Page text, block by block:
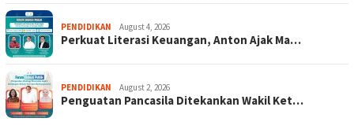
PENDIDIKAN August 4, 2026
Perkuat Literasi Keuangan, Anton Ajak Ma…
PENDIDIKAN August 2, 2026
Penguatan Pancasila Ditekankan Wakil Ket…